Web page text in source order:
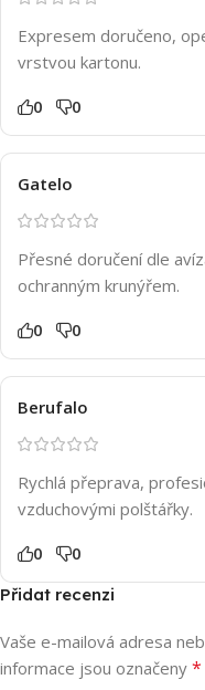
Expresem doručeno,
vrstvou kartonu.
0 0
Gatelo
Přesné doručení dle
ochranným krunýřem.
0 0
Berufalo
Rychlá přeprava,
vzduchovými polštářky.
0 0
Přidat recenzi
Vaše e-mailová adresa
informace jsou označeny *